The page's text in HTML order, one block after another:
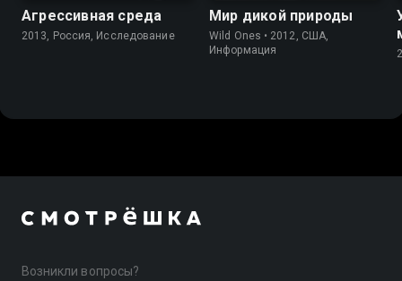
Агрессивная среда
2013, Россия, Исследование
Мир дикой природы
Wild Ones • 2012, США,
Информация
Возникли вопросы?